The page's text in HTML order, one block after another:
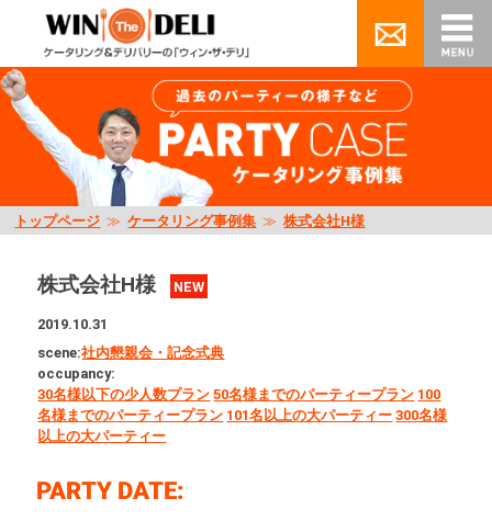
トップページ ≫ケータリング事例集 ≫株式会社H様
株式会社H様 NEW
2019.10.31
scene:社内懇親会・記念式典
occupancy:
30名様以下の少人数プラン 50名様までのパーティープラン 100
名様までのパーティープラン 101名以上の大パーティー 300名様
以上の大パーティー